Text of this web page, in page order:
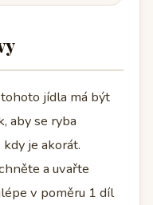
jídla má být
aby se ryba
je akorát.
a uvařte
v poměru 1 díl